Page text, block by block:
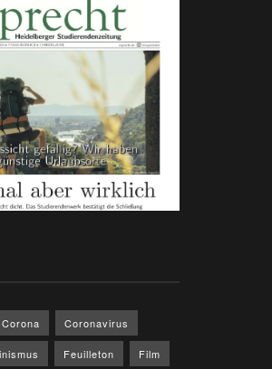
Corona Coronavirus
Feuilleton Film